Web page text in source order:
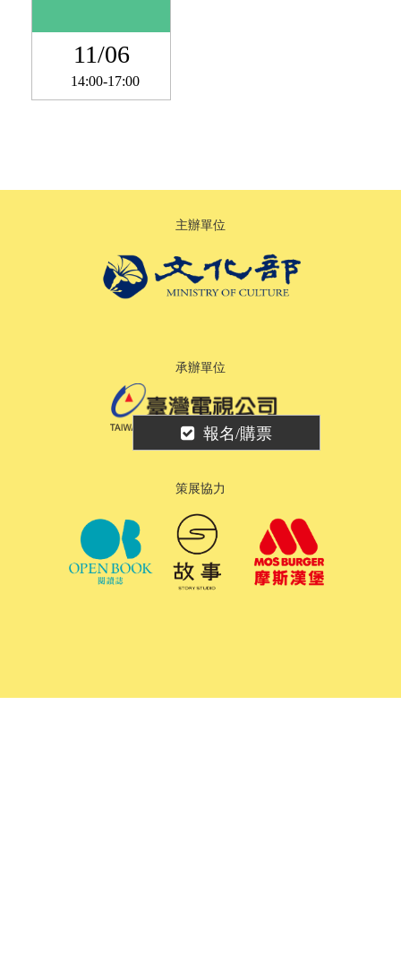
11/06
14:00-17:00
報名/購票
主辦單位
承辦單位
策展協力